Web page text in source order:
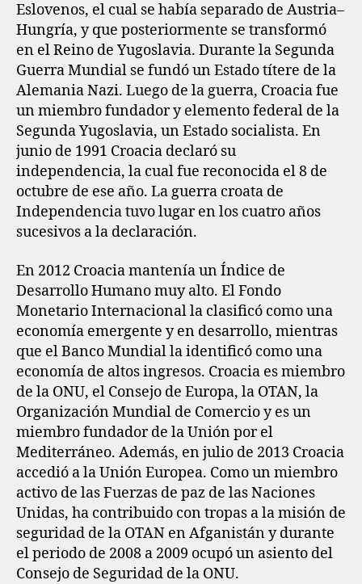
Eslovenos, el cual se había separado de Austria–
Hungría, y que posteriormente se transformó
en el Reino de Yugoslavia. Durante la Segunda
Guerra Mundial se fundó un Estado títere de la
Alemania Nazi. Luego de la guerra, Croacia fue
un miembro fundador y elemento federal de la
Segunda Yugoslavia, un Estado socialista. En
junio de 1991 Croacia declaró su
independencia, la cual fue reconocida el 8 de
octubre de ese año. La guerra croata de
Independencia tuvo lugar en los cuatro años
sucesivos a la declaración.
En 2012 Croacia mantenía un Índice de
Desarrollo Humano muy alto. El Fondo
Monetario Internacional la clasificó como una
economía emergente y en desarrollo, mientras
que el Banco Mundial la identificó como una
economía de altos ingresos. Croacia es miembro
de la ONU, el Consejo de Europa, la OTAN, la
Organización Mundial de Comercio y es un
miembro fundador de la Unión por el
Mediterráneo. Además, en julio de 2013 Croacia
accedió a la Unión Europea. Como un miembro
activo de las Fuerzas de paz de las Naciones
Unidas, ha contribuido con tropas a la misión de
seguridad de la OTAN en Afganistán y durante
el periodo de 2008 a 2009 ocupó un asiento del
Consejo de Seguridad de la ONU.